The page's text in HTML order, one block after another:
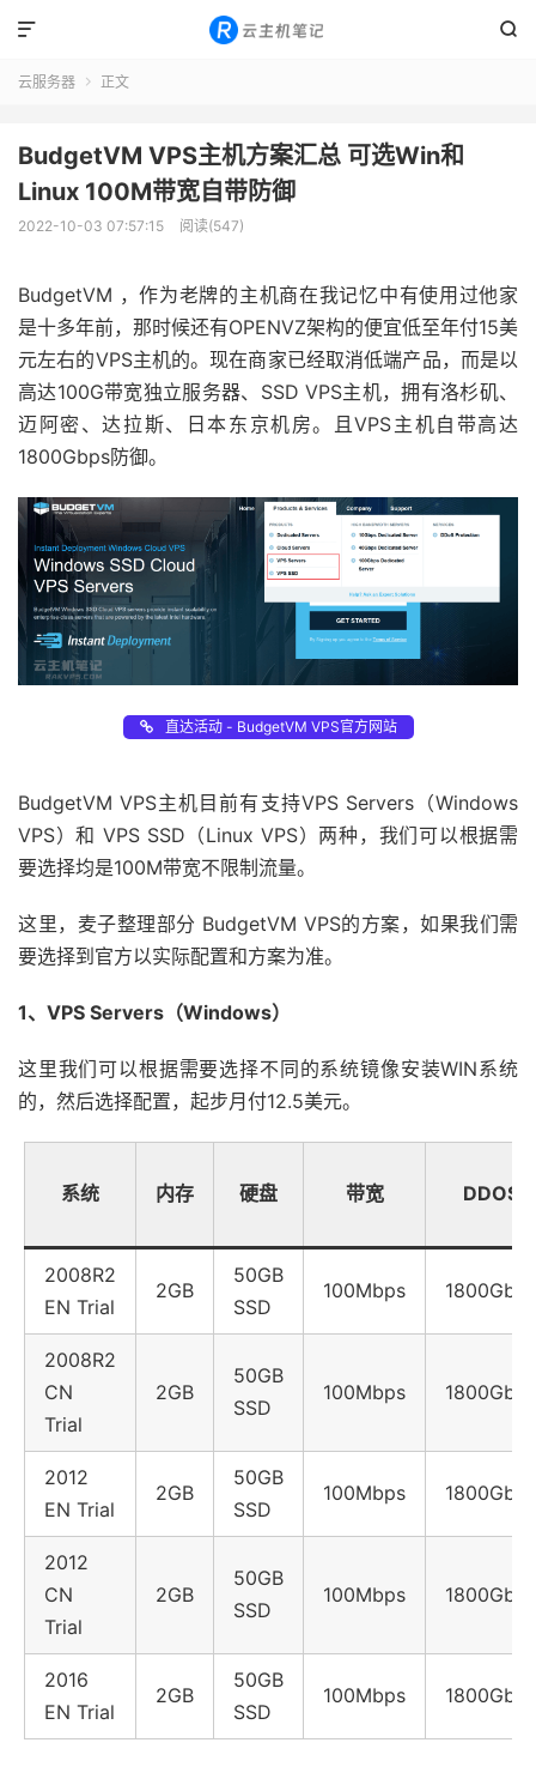


云服务器  正文
BudgetVM VPS主机方案汇总 可选Win和
Linux 100M带宽自带防御
2022-10-03 07:57:15 阅读(547)
BudgetVM ，作为老牌的主机商在我记忆中有使用过他家
是十多年前，那时候还有OPENVZ架构的便宜低至年付15美
元左右的VPS主机的。现在商家已经取消低端产品，而是以
高达100G带宽独立服务器、SSD VPS主机，拥有洛杉矶、
迈阿密、达拉斯、日本东京机房。且VPS主机自带高达
1800Gbps防御。
直达活动 - BudgetVM VPS官方网站
BudgetVM VPS主机目前有支持VPS Servers（Windows
VPS）和 VPS SSD（Linux VPS）两种，我们可以根据需
要选择均是100M带宽不限制流量。
这里，麦子整理部分 BudgetVM VPS的方案，如果我们需
要选择到官方以实际配置和方案为准。
1、VPS Servers（Windows）
这里我们可以根据需要选择不同的系统镜像安装WIN系统
的，然后选择配置，起步月付12.5美元。
系统 内存 硬盘 带宽 DDOS
2008R2
EN Trial
2GB
50GB
SSD
100Mbps 1800Gbps
2008R2
CN
Trial
2GB
50GB
SSD
100Mbps 1800Gbps
2012
EN Trial
2GB
50GB
SSD
100Mbps 1800Gbps
2012
CN
Trial
2GB
50GB
SSD
100Mbps 1800Gbps
2016
EN Trial
2GB
50GB
SSD
100Mbps 1800Gbps